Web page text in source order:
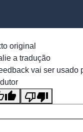
original
a tradução
vai ser usado